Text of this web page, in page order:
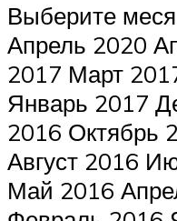
Выберите
Апрель 2020
2017 Март
Январь 2017
2016 Октябрь
Август 2016
Май 2016